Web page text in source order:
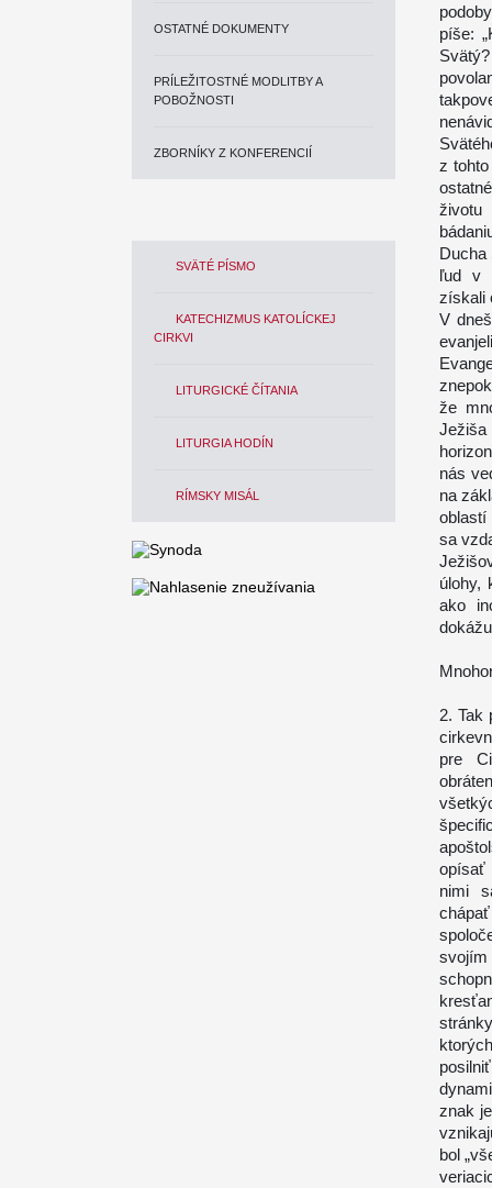
OSTATNÉ DOKUMENTY
PRÍLEŽITOSTNÉ MODLITBY A
POBOŽNOSTI
ZBORNÍKY Z KONFERENCIÍ
SVÄTÉ PÍSMO
KATECHIZMUS KATOLÍCKEJ
CIRKVI
LITURGICKÉ ČÍTANIA
LITURGIA HODÍN
RÍMSKY MISÁL
píše:
z
životu
Ducha
ľud v
získali
V
že
Ježiša
nás
na
sa
úlohy,
ako
2. Tak
pre
opísať
nimi
znak
bol